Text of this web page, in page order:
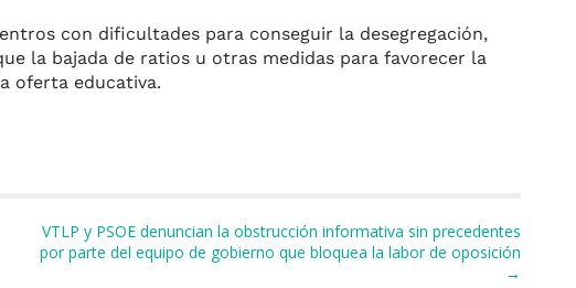
con dificultades para conseguir la desegregación,
la bajada de ratios u otras medidas para favorecer la
oferta educativa.
VTLP y PSOE denuncian la obstrucción informativa sin precedentes
por parte del equipo de gobierno que bloquea la labor de oposición
→